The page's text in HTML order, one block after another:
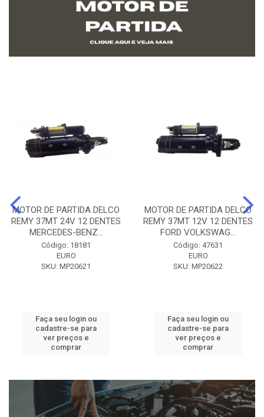
MOTOR DE PARTIDA DELCO
REMY 37MT 24V 12 DENTES
MERCEDES-BENZ...
Código: 18181
EURO
SKU: MP20621
Faça seu login ou
cadastre-se para
ver preços e
comprar
MOTOR DE PARTIDA DELCO
REMY 37MT 12V 12 DENTES
FORD VOLKSWAG...
Código: 47631
EURO
SKU: MP20622
Faça seu login ou
cadastre-se para
ver preços e
comprar